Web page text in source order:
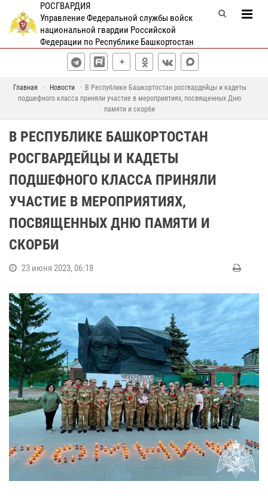
РОСГВАРДИЯ
Управление Федеральной службы войск
национальной гвардии Российской
Федерации по Республике Башкортостан
Главная Новости
В Республике Башкортостан росгвардейцы и кадеты
подшефного класса приняли участие в мероприятиях, посвященных Дню
памяти и скорби
В РЕСПУБЛИКЕ БАШКОРТОСТАН
РОСГВАРДЕЙЦЫ И КАДЕТЫ
ПОДШЕФНОГО КЛАССА ПРИНЯЛИ
УЧАСТИЕ В МЕРОПРИЯТИЯХ,
ПОСВЯЩЕННЫХ ДНЮ ПАМЯТИ И
СКОРБИ
23 июня 2023, 06:18